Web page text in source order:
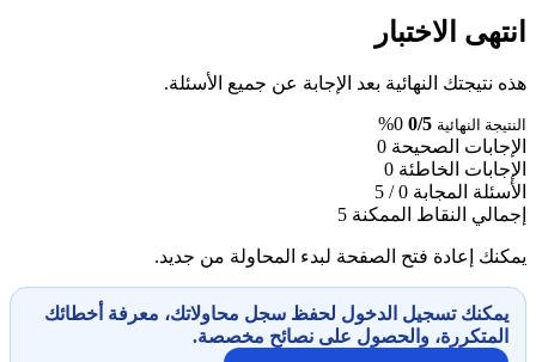
انتهى الاختبار
هذه نتيجتك النهائية بعد الإجابة عن جميع الأسئلة.
النتيجة النهائية 0/5
0%
الإجابات الصحيحة 0
الإجابات الخاطئة 0
الأسئلة المجابة 0 / 5
إجمالي النقاط الممكنة 5
يمكنك إعادة فتح الصفحة لبدء المحاولة من جديد.
يمكنك تسجيل الدخول لحفظ سجل محاولاتك، معرفة أخطائك
المتكررة، والحصول على نصائح مخصصة.